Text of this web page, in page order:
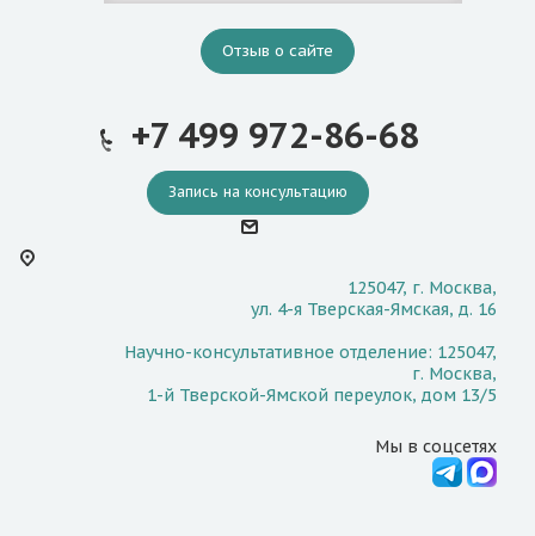
Отзыв о сайте
+7 499 972-86-68
Запись на консультацию
125047, г. Москва,
ул. 4-я Тверская-Ямская, д. 16
Научно-консультативное отделение: 125047,
г. Москва,
1-й Тверской-Ямской переулок, дом 13/5
Мы в соцсетях